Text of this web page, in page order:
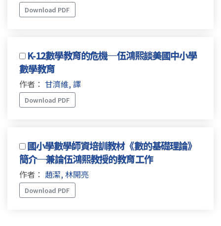
Download PDF
K-12數學教育的危機─伍鴻熙談美國中小學
數學教育
作者： 甘濟維, 譯
Download PDF
國小學數學師資培訓教材《數的基礎理論》
簡介─兼論伍鴻熙教授的教育工作
作者： 趙潔, 林開亮
Download PDF